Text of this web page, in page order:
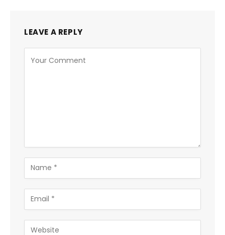
LEAVE A REPLY